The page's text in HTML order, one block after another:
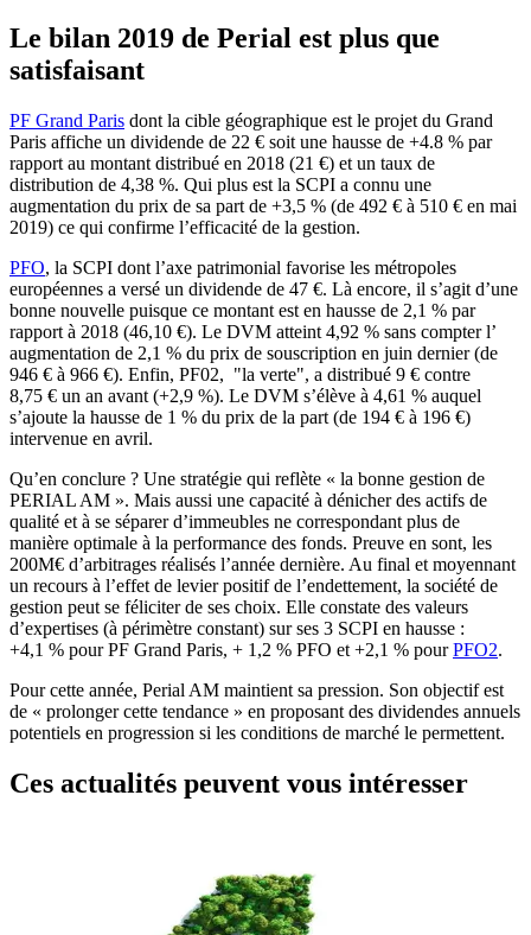
Le bilan 2019 de Perial est plus que
satisfaisant
PF Grand Paris dont la cible géographique est le projet du Grand
Paris affiche un dividende de 22 € soit une hausse de +4.8 % par
rapport au montant distribué en 2018 (21 €) et un taux de
distribution de 4,38 %. Qui plus est la SCPI a connu une
augmentation du prix de sa part de +3,5 % (de 492 € à 510 € en mai
2019) ce qui confirme l’efficacité de la gestion.
PFO, la SCPI dont l’axe patrimonial favorise les métropoles
européennes a versé un dividende de 47 €. Là encore, il s’agit d’une
bonne nouvelle puisque ce montant est en hausse de 2,1 % par
rapport à 2018 (46,10 €). Le DVM atteint 4,92 % sans compter l’
augmentation de 2,1 % du prix de souscription en juin dernier (de
946 € à 966 €). Enfin, PF02, "la verte", a distribué 9 € contre
8,75 € un an avant (+2,9 %). Le DVM s’élève à 4,61 % auquel
s’ajoute la hausse de 1 % du prix de la part (de 194 € à 196 €)
intervenue en avril.
Qu’en conclure ? Une stratégie qui reflète « la bonne gestion de
PERIAL AM ». Mais aussi une capacité à dénicher des actifs de
qualité et à se séparer d’immeubles ne correspondant plus de
manière optimale à la performance des fonds. Preuve en sont, les
200M€ d’arbitrages réalisés l’année dernière. Au final et moyennant
un recours à l’effet de levier positif de l’endettement, la société de
gestion peut se féliciter de ses choix. Elle constate des valeurs
d’expertises (à périmètre constant) sur ses 3 SCPI en hausse :
+4,1 % pour PF Grand Paris, + 1,2 % PFO et +2,1 % pourPFO2.
Pour cette année, Perial AM maintient sa pression. Son objectif est
de « prolonger cette tendance » en proposant des dividendes annuels
potentiels en progression si les conditions de marché le permettent­.
Ces actualités peuvent vous intéresser